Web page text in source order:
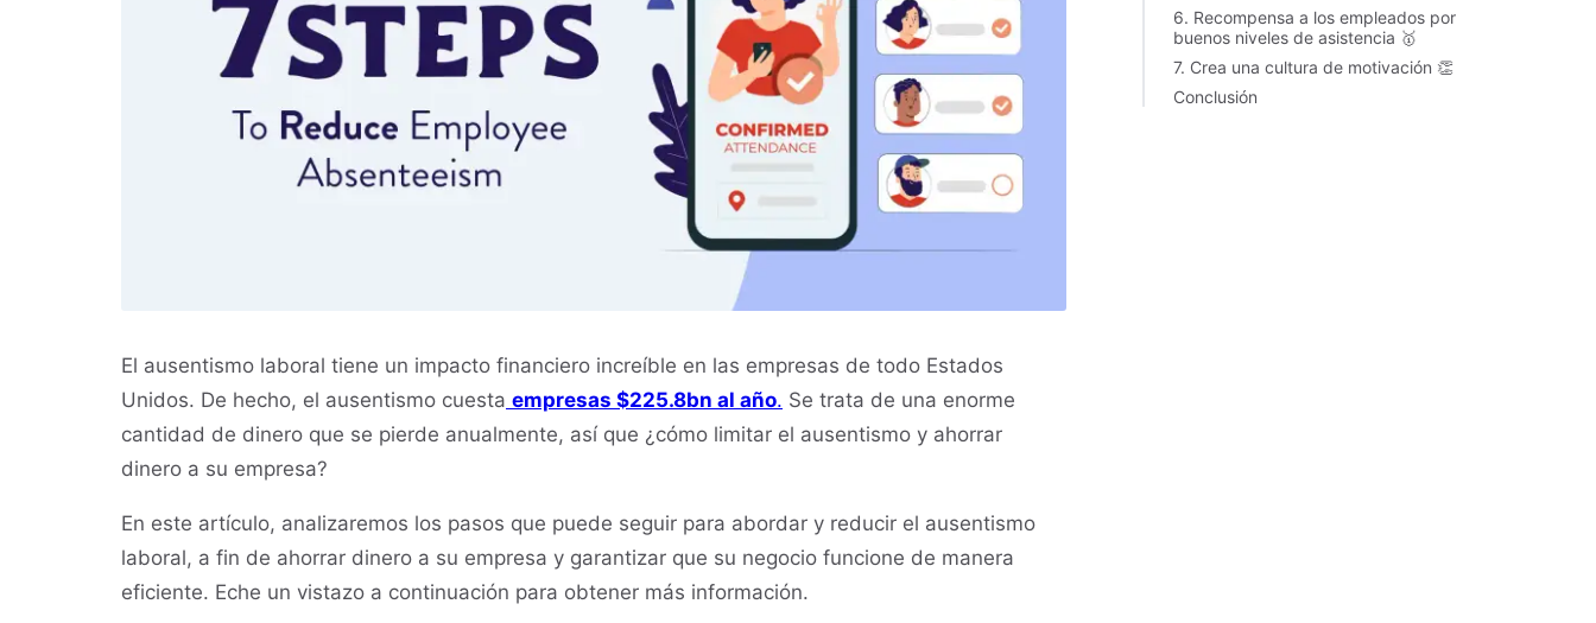
El ausentismo laboral tiene un impacto financiero increíble en las empresas de todo Estados
Unidos. De hecho, el ausentismo cuesta empresas $225.8bn al año. Se trata de una enorme
cantidad de dinero que se pierde anualmente, así que ¿cómo limitar el ausentismo y ahorrar
dinero a su empresa?
En este artículo, analizaremos los pasos que puede seguir para abordar y reducir el ausentismo
laboral, a fin de ahorrar dinero a su empresa y garantizar que su negocio funcione de manera
eficiente. Eche un vistazo a continuación para obtener más información.
6. Recompensa a los empleados por
buenos niveles de asistencia 🥇
7. Crea una cultura de motivación 👏
Conclusión